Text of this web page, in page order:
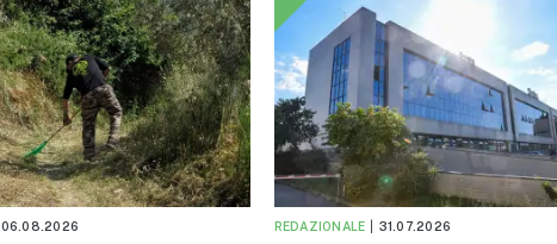
06.08.2026 REDAZIONALE 31.07.2026